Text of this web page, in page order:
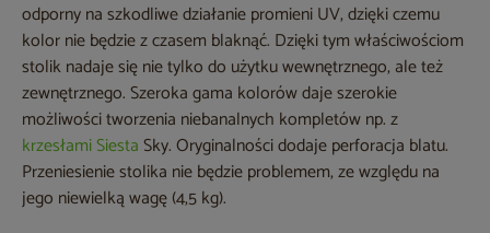
odporny na szkodliwe działanie promieni UV, dzięki czemu
kolor nie będzie z czasem blaknąć. Dzięki tym właściwościom
stolik nadaje się nie tylko do użytku wewnętrznego, ale też
zewnętrznego. Szeroka gama kolorów daje szerokie
możliwości tworzenia niebanalnych kompletów np. z
krzesłami SiestaSky. Oryginalności dodaje perforacja blatu.
Przeniesienie stolika nie będzie problemem, ze względu na
jego niewielką wagę (4,5 kg).